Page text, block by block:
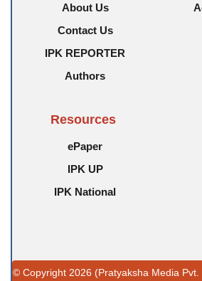
About Us
Contact Us
IPK REPORTER
Authors
Resources
ePaper
IPK UP
IPK National
© Copyright 2026 (Pratyaksha Media